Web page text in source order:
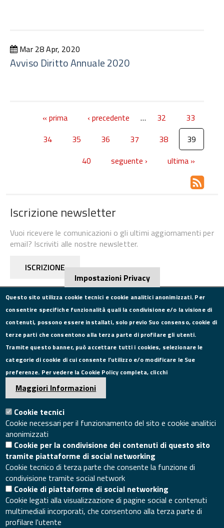
Mar 28 Apr, 2020
Avviso Diritto Annuale 2020
« prima ‹ precedente … 32
33
34
35 36 37 38
39
40
seguente › ultima »
Iscrizione newsletter
Vuoi ricevere le comunicazioni o gli ultimi aggiornamenti per
email? Iscriviti alle nostre newsletter.
ISCRIZIONE
CONTATTI
Via Roma, 75, 81100 Caserta
Tel. 0823249111
Pec:camera.commercio.caserta@ce.legalmail.camcom.it
Email:info@ce.camcom.it
DATI PER LA FATTURAZIONE
P.I. 00908580616
C.F. 80004270619
Codice Univoco Ufficio UFXYA1
SEGUICI SU
SITO WEB
Mappa del sito
Impostazioni Privacy
Questo sito utilizza cookie tecnici e cookie analitici anonimizzati. Per
consentire specifiche funzionalità quali la condivisione e/o la visione di
contenuti, possono essere installati, solo previo Suo consenso, cookie di
terze parti che consentono alla terza parte di profilare gli utenti.
Tramite questo banner, può accettare tutti i cookies, selezionare le
categorie di cookie di cui consente l’utilizzo e/o modificare le Sue
preferenze. Per vedere la Cookie Policy completa, clicchi
Maggiori Informazioni
Cookie tecnici
Cookie necessari per il funzionamento del sito e cookie analitici
anonimizzati
Cookie per la condivisione dei contenuti di questo sito
tramite piattaforme di social networking
Cookie tecnico di terza parte che consente la funzione di
condivisione tramite social network
Cookie di piattaforme di social networking
Cookie legati alla visualizzazione di pagine social e contenuti
multimediali incorporati, che consentono alla terza parte di
profilare l'utente